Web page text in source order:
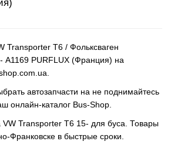
Transporter T6 / Фольксваген
A1169 PURFLUX (Франция) на
автозапчасти на не поднимайтесь
онлайн-каталог Bus-Shop.
VW Transporter T6 15- для буса. Товары
Франковске в быстрые сроки.